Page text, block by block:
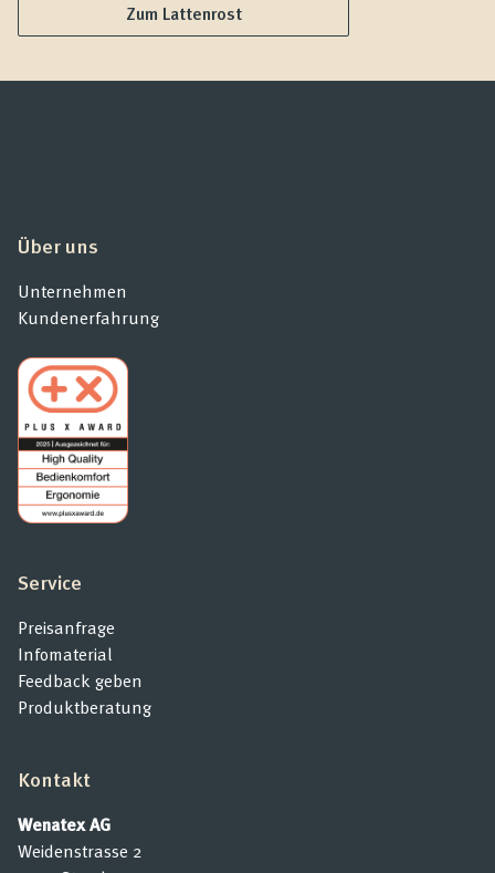
Zum Lattenrost
Über uns
Unternehmen
Kundenerfahrung
Service
Preisanfrage
Infomaterial
Feedback geben
Produktberatung
Kontakt
Wenatex AG
Weidenstrasse 2